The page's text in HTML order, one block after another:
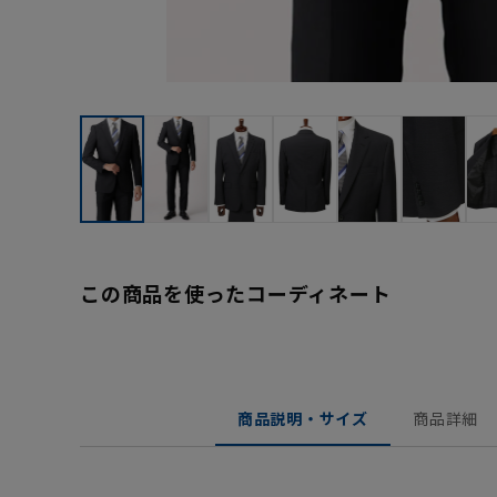
この商品を使ったコーディネート
商品説明・サイズ 商品詳細